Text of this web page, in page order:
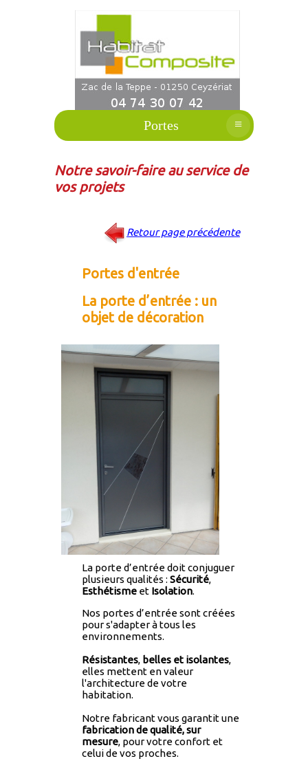
Portes ≡
Notre savoir-faire au service de
vos projets
Retour page précédente
Portes d'entrée
La porte d’entrée : un
objet de décoration
La porte d’entrée doit conjuguer
plusieurs qualités : Sécurité,
Esthétisme et Isolation.
Nos portes d’entrée sont créées
pour s'adapter à tous les
environnements.
Résistantes, belles et isolantes,
elles mettent en valeur
l'architecture de votre
habitation.
Notre fabricant vous garantit une
fabrication de qualité, sur
mesure, pour votre confort et
celui de vos proches.